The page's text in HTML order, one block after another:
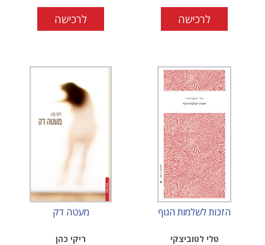
לרכישה לרכישה
הזכות לשלמות הגוף
טלי לטוביצקי
מעטה דק
ריקי כהן